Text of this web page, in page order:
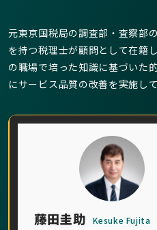
藤田圭助 Kesuke Fujita
元東京国税局の調査部・査察部
を持つ税理士が顧問として在籍
の職場で培った知識に基づいた
にサービス品質の改善を実施して